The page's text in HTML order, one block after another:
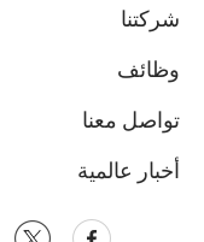
شركتنا
وظائف
تواصل معنا
أخبار عالمية